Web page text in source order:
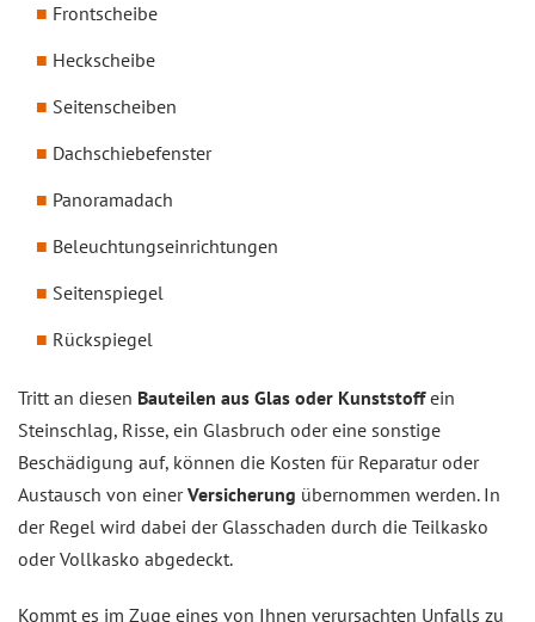
Frontscheibe
Heckscheibe
Seitenscheiben
Dachschiebefenster
Panoramadach
Beleuchtungseinrichtungen
Seitenspiegel
Rückspiegel
Tritt an diesen Bauteilen aus Glas oder Kunststoffein
Steinschlag, Risse, ein Glasbruch oder eine sonstige
Beschädigung auf, können die Kosten für Reparatur oder
Austausch von einerVersicherung übernommen werden. In
der Regel wird dabei der Glasschaden durch die Teilkasko
oder Vollkasko abgedeckt.
Kommt es im Zuge eines von Ihnen verursachten Unfalls zu